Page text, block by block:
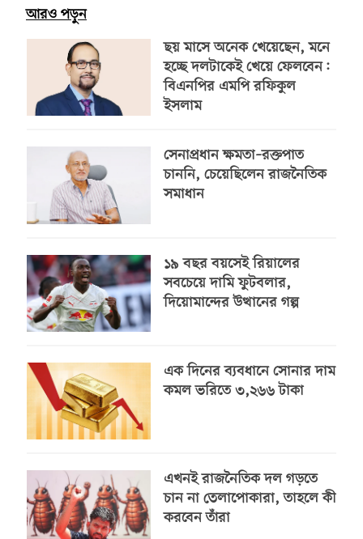
আরও পড়ুন
ছয় মাসে অনেক খেয়েছেন, মনে
হচ্ছে দলটাকেই খেয়ে ফেলবেন:
বিএনপির এমপি রফিকুল
ইসলাম
সেনাপ্রধান ক্ষমতা–রক্তপাত
চাননি, চেয়েছিলেন রাজনৈতিক
সমাধান
১৯ বছর বয়সেই রিয়ালের
সবচেয়ে দামি ফুটবলার,
দিয়োমান্দের উত্থানের গল্প
এক দিনের ব্যবধানে সোনার দাম
কমল ভরিতে ৩,২৬৬ টাকা
এখনই রাজনৈতিক দল গড়তে
চান না তেলাপোকারা, তাহলে কী
করবেন তাঁরা